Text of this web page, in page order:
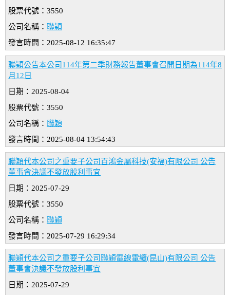
股票代號：3550
公司名稱： 聯穎
發言時間：2025-08-12 16:35:47
聯穎公告本公司114年第二季財務報告董事會召開日期為114年8
月12日
日期：2025-08-04
股票代號：3550
公司名稱： 聯穎
發言時間：2025-08-04 13:54:43
聯穎代本公司之重要子公司百鴻金屬科技(安福)有限公司 公告
董事會決議不發放股利事宜
日期：2025-07-29
股票代號：3550
公司名稱： 聯穎
發言時間：2025-07-29 16:29:34
聯穎代本公司之重要子公司聯穎電線電纜(昆山)有限公司 公告
董事會決議不發放股利事宜
日期：2025-07-29